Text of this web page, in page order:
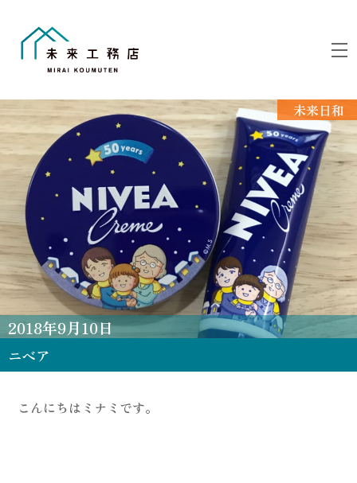
未来日和
2018年9月10日
ニベア
こんにちはミナミです。